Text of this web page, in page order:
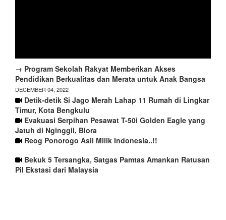
→ Program Sekolah Rakyat Memberikan Akses
Pendidikan Berkualitas dan Merata untuk Anak Bangsa
DECEMBER 04, 2022
Detik-detik Si Jago Merah Lahap 11 Rumah di Lingkar
Timur, Kota Bengkulu
Evakuasi Serpihan Pesawat T-50i Golden Eagle yang
Jatuh di Nginggil, Blora
Reog Ponorogo Asli Milik Indonesia..!!
Bekuk 5 Tersangka, Satgas Pamtas Amankan Ratusan
Pil Ekstasi dari Malaysia